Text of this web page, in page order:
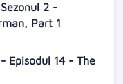
2 -
Part 1
Episodul 14 - The